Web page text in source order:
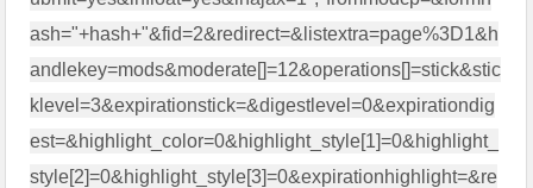
ash="+hash+"&fid=2&redirect=&listextra=page%3D1&h
andlekey=mods&moderate[]=12&operations[]=stick&stic
klevel=3&expirationstick=&digestlevel=0&expirationdig
est=&highlight_color=0&highlight_style[1]=0&highlight_
style[2]=0&highlight_style[3]=0&expirationhighlight=&re